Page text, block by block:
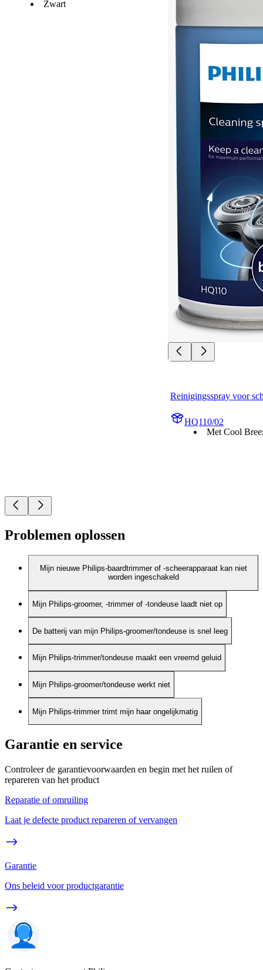
Zwart
Reinigingsspray voor
HQ110/02
Met Cool
Problemen oplossen
Mijn nieuwe Philips-baardtrimmer of -scheerapparaat kan niet
worden ingeschakeld
Mijn Philips-groomer, -trimmer of -tondeuse laadt niet op
De batterij van mijn Philips-groomer/tondeuse is snel leeg
Mijn Philips-trimmer/tondeuse maakt een vreemd geluid
Mijn Philips-groomer/tondeuse werkt niet
Mijn Philips-trimmer trimt mijn haar ongelijkmatig
Garantie en service
Controleer de garantievoorwaarden en begin met het ruilen of
repareren van het product
Reparatie of omruiling
Laat je defecte product repareren of vervangen
Garantie
Ons beleid voor productgarantie